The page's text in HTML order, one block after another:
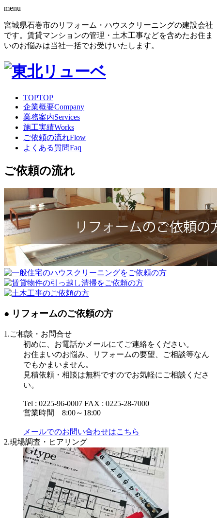
menu
宮城県石巻市のリフォーム・ハウスクリーニングの建設会社
です。賃貸マンションの管理・土木工事などを含めたお住ま
いのお悩みは当社一括でお受けいたします。
TOPTOP
企業概要Company
業務案内Services
施工実績Works
ご依頼の流れFlow
よくある質問Faq
ご依頼の流れ
● リフォームのご依頼の方
1.ご相談・お問合せ
初めに、お電話かメールにてご連絡をください。
お住まいのお悩み、リフォームの要望、ご相談等なん
でもかまいません。
見積依頼・相談は無料ですのでお気軽にご相談くださ
い。
Tel : 0225-96-0007 FAX : 0225-28-7000
営業時間 8:00～18:00
メールでのお問い合わせはこちら
2.現場調査・ヒアリング